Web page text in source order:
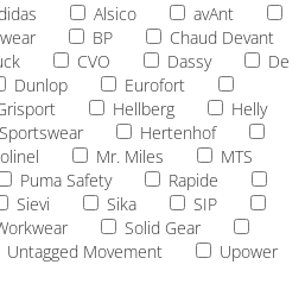
Alsico
avAnt
BP
Chaud Devant
CVO Dassy
De
Dunlop
Eurofort
Hellberg
Helly
Hertenhof
Mr. Miles
MTS
Puma Safety
Rapide
Sievi Sika
SIP
Solid Gear
Untagged Movement
Upower